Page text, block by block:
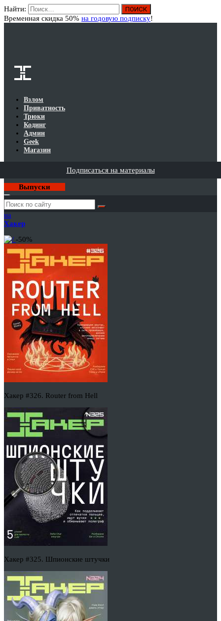
Найти:
Временная скидка 50% на годовую подписку!
Взлом
Приватность
Трюки
Кодинг
Админ
Geek
Магазин
Подписаться на материалы
Выпуски
Годовая
подписка
на
Хакер
-50%
Хакер #326. Router from Hell
Хакер #325. Шпионские штучки